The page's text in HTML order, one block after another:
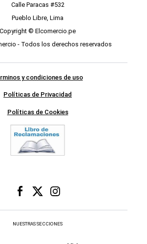
Calle Paracas #532
Pueblo Libre, Lima
Copyright © Elcomercio.pe
- Todos los derechos reservados
y condiciones de uso
Políticas de Privacidad
Políticas de Cookies
NUESTRAS SECCIONES